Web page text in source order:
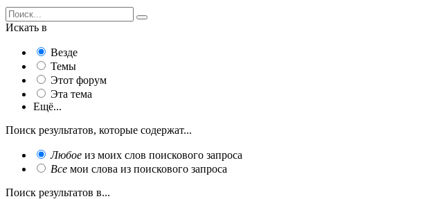
Искать в
Везде
Темы
Этот форум
Эта тема
Ещё...
Поиск результатов, которые содержат...
Любое из моих слов поискового запроса
Все мои слова из поискового запроса
Поиск результатов в...